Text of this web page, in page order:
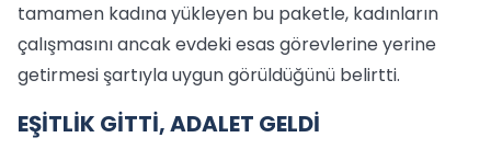
tamamen kadına yükleyen bu paketle, kadınların
çalışmasını ancak evdeki esas görevlerine yerine
getirmesi şartıyla uygun görüldüğünü belirtti.
EŞİTLİK GİTTİ, ADALET GELDİ